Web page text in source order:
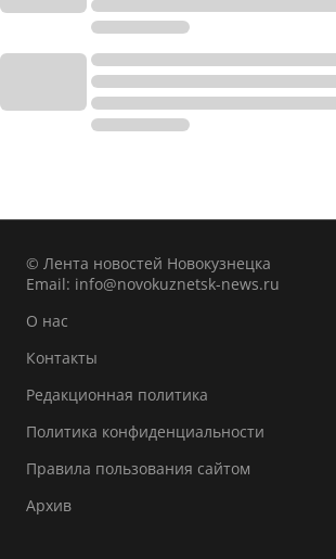
© Лента новостей Новокузнецка
Email: info@novokuznetsk-news.ru
О нас
Контакты
Редакционная политика
Политика конфиденциальности
Правила пользования сайтом
Архив